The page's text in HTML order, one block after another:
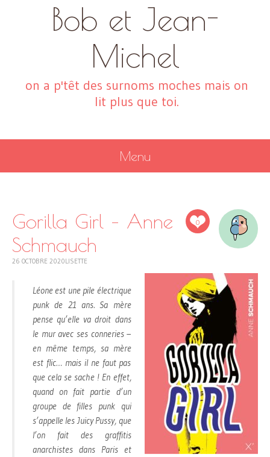
Bob et Jean-
Michel
on a p'têt des surnoms moches mais on
lit plus que toi.
Menu
CONTENT
0
Gorilla Girl – Anne
Schmauch
26 OCTOBRE 2020LISETTE
Léone est une pile électrique
punk de 21 ans. Sa mère
pense qu’elle va droit dans
le mur avec ses conneries –
en même temps, sa mère
est flic… mais il ne faut pas
que cela se sache ! En effet,
quand on fait partie d’un
groupe de filles punk qui
s’appelle les Juicy Pussy, que
l’on fait des graffitis
anarchistes dans Paris et